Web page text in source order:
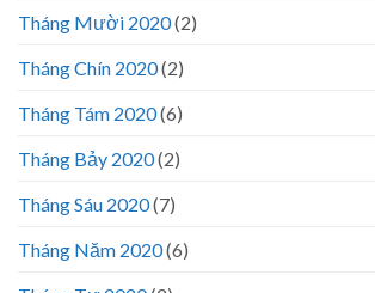
Tháng Mười 2020(2)
Tháng Chín 2020(2)
Tháng Tám 2020(6)
Tháng Bảy 2020(2)
Tháng Sáu 2020(7)
Tháng Năm 2020(6)